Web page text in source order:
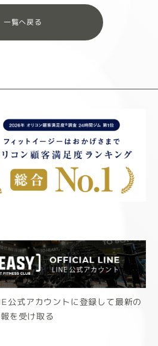
一覧へ戻る
公式アカウントに登録して最新の
を受け取る